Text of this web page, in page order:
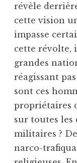
révèle
cette vision
impasse
cette révolte,
grandes
réagissant
sont ces
propriétaires
sur toutes les
militaires ?
narco-